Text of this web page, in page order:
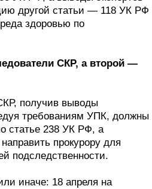
другой статьи — 118 УК РФ
здоровью по
СКР, а второй —
получив выводы
требованиям УПК, должны
статье 238 УК РФ, а
прокурору для
подследственности.
иначе: 18 апреля на